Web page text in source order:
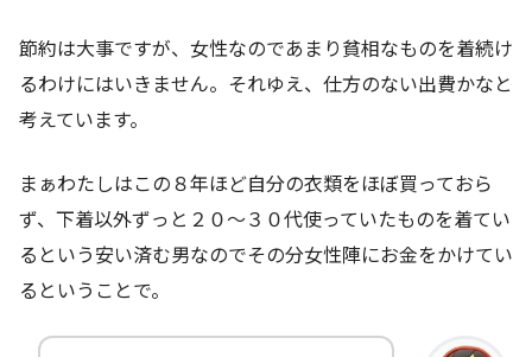
節約は大事ですが、女性なのであまり貧相なものを着続け
るわけにはいきません。それゆえ、仕方のない出費かなと
考えています。
まぁわたしはこの８年ほど自分の衣類をほぼ買っておら
ず、下着以外ずっと２０～３０代使っていたものを着てい
るという安い済む男なのでその分女性陣にお金をかけてい
るということで。